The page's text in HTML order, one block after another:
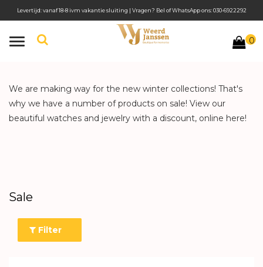
Toggle
0
Levertijd: vanaf 18-8 ivm vakantie sluiting | Vragen? Bel of WhatsApp ons: 030-6922292
We are making way for the new winter collections! That's
why we have a number of products on sale! View our
beautiful watches and jewelry with a discount, online here!
Sale
Filter